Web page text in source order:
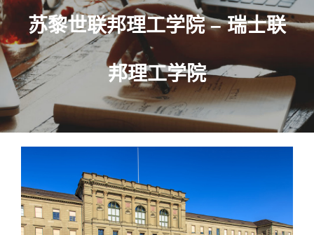
苏黎世联邦理工学院 – 瑞士联
邦理工学院